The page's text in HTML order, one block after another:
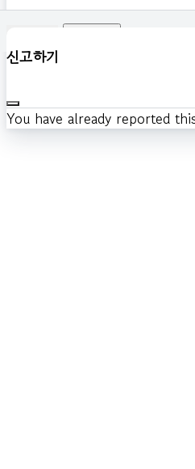
신고하기
You have already reported